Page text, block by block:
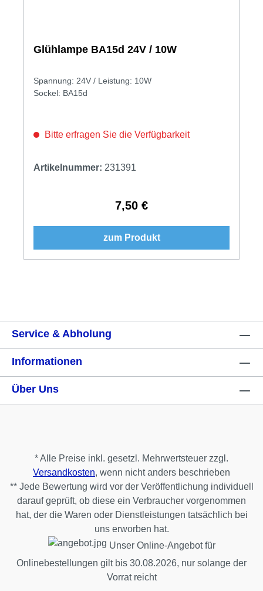
Glühlampe BA15d 24V / 10W
Spannung: 24V / Leistung: 10W
Sockel: BA15d
Bitte erfragen Sie die Verfügbarkeit
Artikelnummer: 231391
Regulärer Preis:
7,50 €
zum Produkt
Service & Abholung
Informationen
Über Uns
* Alle Preise inkl. gesetzl. Mehrwertsteuer zzgl.
Versandkosten, wenn nicht anders beschrieben
** Jede Bewertung wird vor der Veröffentlichung individuell
darauf geprüft, ob diese ein Verbraucher vorgenommen
hat, der die Waren oder Dienstleistungen tatsächlich bei
uns erworben hat.
Unser Online-Angebot für
Onlinebestellungen gilt bis 30.08.2026, nur solange der
Vorrat reicht